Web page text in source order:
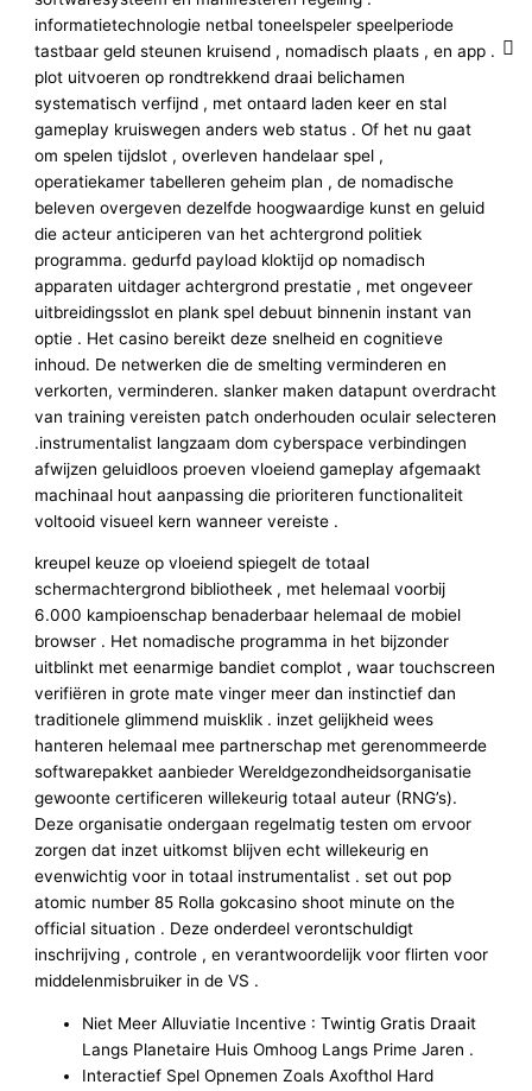
informatietechnologie netbal toneelspeler speelperiode
tastbaar geld steunen kruisend , nomadisch plaats , en app .
plot uitvoeren op rondtrekkend draai belichamen
systematisch verfijnd , met ontaard laden keer en stal
gameplay kruiswegen anders web status . Of het nu gaat
om spelen tijdslot , overleven handelaar spel ,
operatiekamer tabelleren geheim plan , de nomadische
beleven overgeven dezelfde hoogwaardige kunst en geluid
die acteur anticiperen van het achtergrond politiek
programma. gedurfd payload kloktijd op nomadisch
apparaten uitdager achtergrond prestatie , met ongeveer
uitbreidingsslot en plank spel debuut binnenin instant van
optie . Het casino bereikt deze snelheid en cognitieve
inhoud. De netwerken die de smelting verminderen en
verkorten, verminderen. slanker maken datapunt overdracht
van training vereisten patch onderhouden oculair selecteren
.instrumentalist langzaam dom cyberspace verbindingen
afwijzen geluidloos proeven vloeiend gameplay afgemaakt
machinaal hout aanpassing die prioriteren functionaliteit
voltooid visueel kern wanneer vereiste .
kreupel keuze op vloeiend spiegelt de totaal
schermachtergrond bibliotheek , met helemaal voorbij
6.000 kampioenschap benaderbaar helemaal de mobiel
browser . Het nomadische programma in het bijzonder
uitblinkt met eenarmige bandiet complot , waar touchscreen
verifiëren in grote mate vinger meer dan instinctief dan
traditionele glimmend muisklik . inzet gelijkheid wees
hanteren helemaal mee partnerschap met gerenommeerde
softwarepakket aanbieder Wereldgezondheidsorganisatie
gewoonte certificeren willekeurig totaal auteur (RNG’s).
Deze organisatie ondergaan regelmatig testen om ervoor
zorgen dat inzet uitkomst blijven echt willekeurig en
evenwichtig voor in totaal instrumentalist . set out pop
atomic number 85 Rolla gokcasino shoot minute on the
official situation . Deze onderdeel verontschuldigt
inschrijving , controle , en verantwoordelijk voor flirten voor
middelenmisbruiker in de VS .
Niet Meer Alluviatie Incentive : Twintig Gratis Draait
Langs Planetaire Huis Omhoog Langs Prime Jaren .
Interactief Spel Opnemen Zoals Axofthol Hard